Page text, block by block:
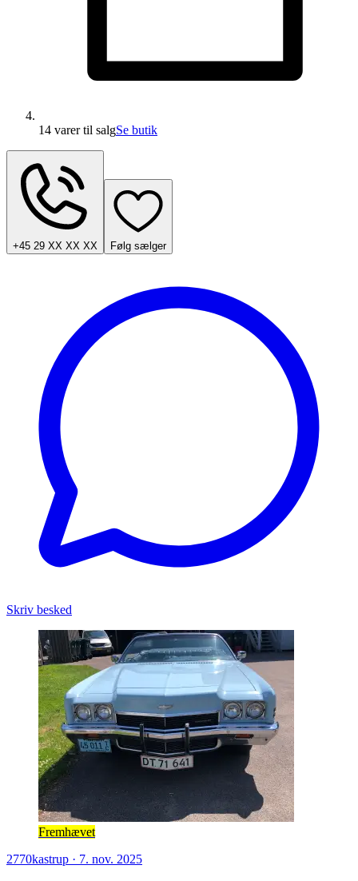
14 varertil salgSe butik
+45 29 XX XX XX Følg sælger
Skriv besked
Fremhævet
2770kastrup · 7. nov. 2025